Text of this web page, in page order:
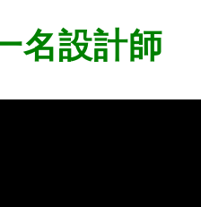
名設計師